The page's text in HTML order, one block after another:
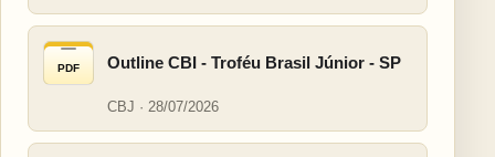
PDF Outline CBI - Troféu Brasil Júnior - SP
CBJ · 28/07/2026